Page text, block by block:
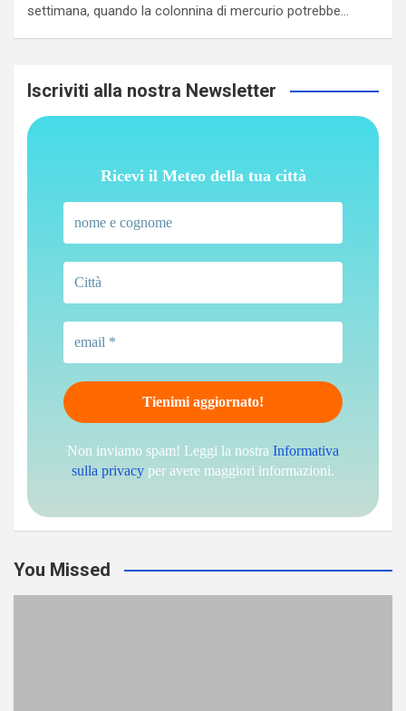
settimana, quando la colonnina di mercurio potrebbe…
Iscriviti alla nostra Newsletter
Ricevi il Meteo della tua città
Non inviamo spam! Leggi la nostra Informativa
sulla privacy per avere maggiori informazioni.
You Missed